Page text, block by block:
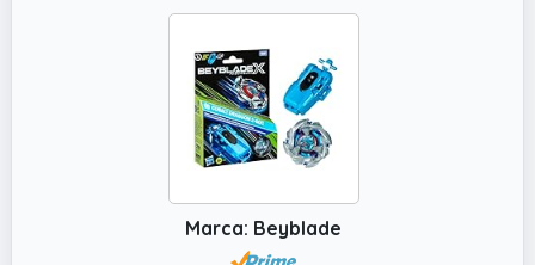
Wizard 570DB UX La hoja y el piñón generan
una poderosa fuerza centrífuga para
extender el tiempo de rotación
✔️ PIEZAS FÁCILES DE ENSAMBLAR: La hoja, el
trinquete y el piñón intercambiables de los
tops Beyblade se montan y desmontan en
un rápido giro y dos clics para que estés listo
para lanzarte a la batalla
Marca: Beyblade